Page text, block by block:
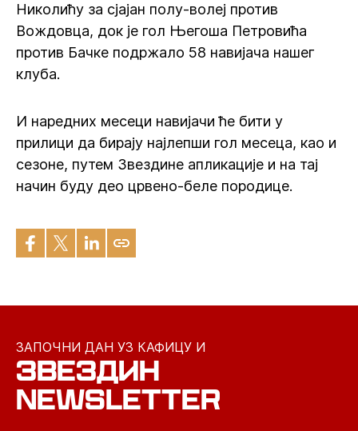
Николићу за сјајан полу-волеј против
Вождовца, док је гол Његоша Петровића
против Бачке подржало 58 навијача нашег
клуба.
И наредних месеци навијачи ће бити у
прилици да бирају најлепши гол месеца, као и
сезоне, путем Звездине апликације и на тај
начин буду део црвено-беле породице.
ЗАПОЧНИ ДАН УЗ КАФИЦУ И
ЗВЕЗДИН
NEWSLETTER